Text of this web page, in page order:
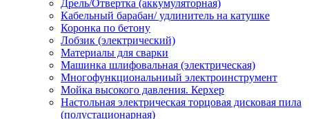
Дрель/Отвертка (аккумуляторная)
Кабельный барабан/ удлинитель на катушке
Коронка по бетону
Лобзик (электрический)
Материалы для сварки
Машинка шлифовальная (электрическая)
Многофункциональниый электроинструмент
Мойка высокого давления. Керхер
Настольная электрическая торцовая дисковая пила
(полустационарная)